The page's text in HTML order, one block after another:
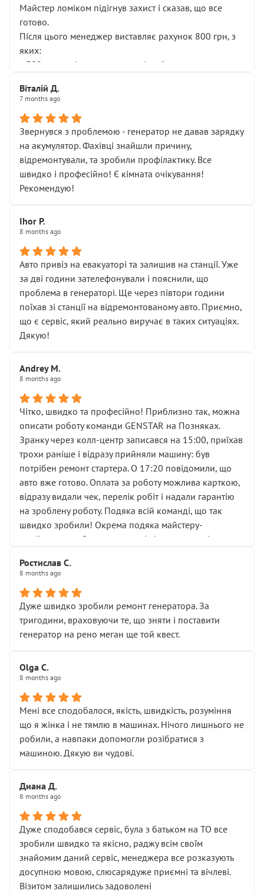
Майстер ломіком підігнув захист і сказав, що все
готово.
Після цього менеджер виставляє рахунок 800 грн, з
яких:
• 300 грн — діагностика гальмівної системи
НЕ погоджував
послуга. Тим більше, я був поруч і жодної реальної
діагностики ходової не проводилось. Після
зауваження гроші за цю “послугу” повернули, що
лише підтвердило мою правоту.
Але головне — я виїжджаю з боксу, і скрип у гальмах
залишився таким самим, як і був. Тобто оплачена
Далі ситуація тільки погіршилась:
• сказали, що тепер “потрібно знімати колеса”
• що біля авто стояти вже не можна
• почали озвучувати купу додаткових робіт без
чіткого пояснення
( ну все зняли та доробили) дякую!
Окремий момент, який виглядає абсурдно:
мені заявили, що бачок гальмівної рідини потрібно
міняти разом із головним гальмівним циліндром у
Для людини, яка хоча б трохи розуміється на техніці,
це звучить як мінімум непрофесійно, а як максимум —
спроба продати дорогий вузол замість елементарних
ущільнювачів.
Що прикро — це не перший мій візит. Раніше міняв у
вас стартер, і тоді сервіс наче справив хороше
враження. Але згодом знайшов декілька гайок під
лобовим склом. Мені пояснили, що це “старі гайки, які
відкручували”, і попросили не хвилюватися. ( надіюсь
новий власник, не застяг в полі))
Але після нинішнього візиту такі дрібниці вже не
здаються дрібницями.
Я — клієнт, який працює на довірі, і саме її цей сервіс
Хотілося б більше:
• належної уваги до авто
• прозорості в роботах і рахунках
• реальної діагностики, а не формального
“подивились і поїхав”
На жаль, складається враження, що сервіс працює не
Стосовно комунікації - все добре
Віталій Д.
7 months ago
Звернувся з проблемою - генератор не давав зарядку
на акумулятор. Фахівці знайшли причину,
відремонтували, та зробили профілактику. Все
швидко і професійно! Є кімната очікування!
Рекомендую!
Ihor P.
8 months ago
Авто привіз на евакуаторі та залишив на станції. Уже
за дві години зателефонували і пояснили, що
проблема в генераторі. Ще через півтори години
поїхав зі станції на відремонтованому авто. Приємно,
що є сервіс, який реально виручає в таких ситуаціях.
Дякую!
Andrey M.
8 months ago
Чітко, швидко та професійно! Приблизно так, можна
описати роботу команди GENSTAR на Позняках.
Зранку через колл-центр записався на 15:00, приїхав
трохи раніше і відразу прийняли машину: був
потрібен ремонт стартера. О 17:20 повідомили, що
авто вже готово. Оплата за роботу можлива карткою,
відразу видали чек, перелік робіт і надали гарантію
на зроблену роботу. Подяка всій команді, що так
швидко зробили! Окрема подяка майстеру-
приймальнику Олександру: всі чітко та по суті.
звертатися до цього автосервісу.
Ростислав С.
8 months ago
Дуже швидко зробили ремонт генератора. За
тригодини, враховуючи те, що зняти і поставити
генератор на рено меган ще той квест.
Olga С.
8 months ago
Мені все сподобалося, якість, швидкість, розуміння
що я жінка і не тямлю в машинах. Нічого лишнього не
робили, а навпаки допомогли розібратися з
машиною. Дякую ви чудові.
Диана Д.
8 months ago
Дуже сподобався сервіс, була з батьком на ТО все
зробили швидко та якісно, раджу всім своїм
знайомим даний сервіс, менеджера все розказують
досупною мовою, слюсарядуже приємні та вічлеві.
Візитом залишились задоволені